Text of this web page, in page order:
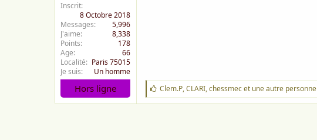
Inscrit
8 Octobre 2018
Messages
5,996
J'aime
8,338
Points
178
Age
66
Localité
Paris 75015
Je suis
Un homme
Hors ligne
J
'
a
Clem.P,CLARI,chessmecet une autre personne